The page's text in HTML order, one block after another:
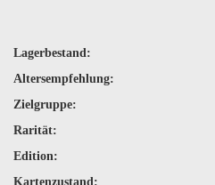
Lagerbestand:
Altersempfehlung:
Zielgruppe:
Rarität:
Edition:
Kartenzustand: